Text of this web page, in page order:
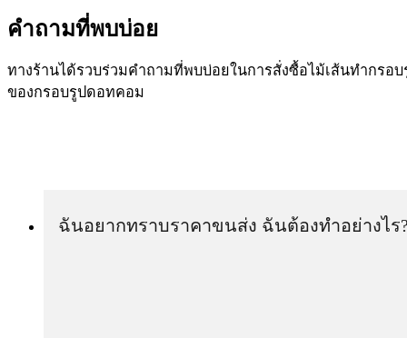
คำถามที่พบบ่อย
ทางร้านได้รวบร่วมคำถามที่พบบ่อยในการสั่งซื้อไม้เส้นทำกรอบ
ของกรอบรูปดอทคอม
ฉันอยากทราบราคาขนส่ง ฉันต้องทำอย่างไร